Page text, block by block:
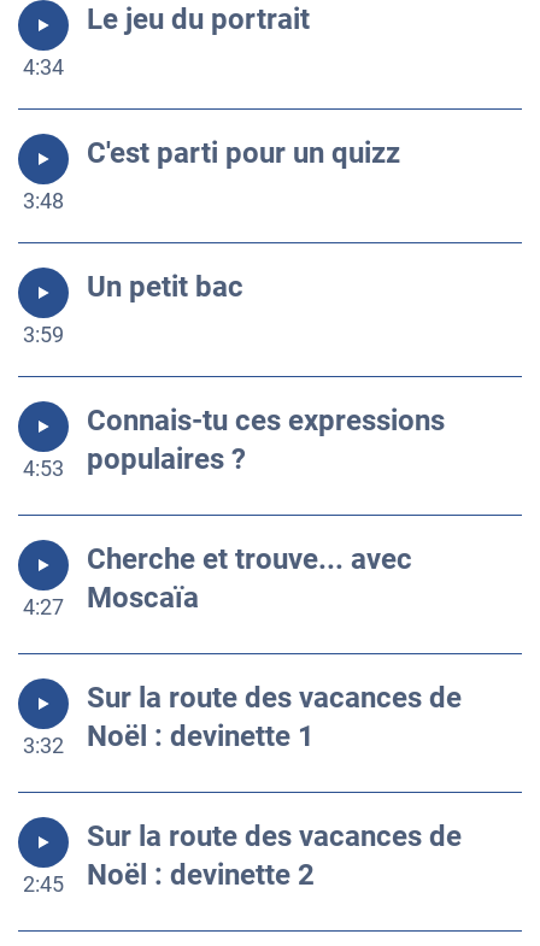
4:34
Le jeu du portrait
3:48
C'est parti pour un quizz
3:59
Un petit bac
4:53
Connais-tu ces expressions
populaires ?
4:27
Cherche et trouve... avec
Moscaïa
3:32
Sur la route des vacances de
Noël : devinette 1
2:45
Sur la route des vacances de
Noël : devinette 2